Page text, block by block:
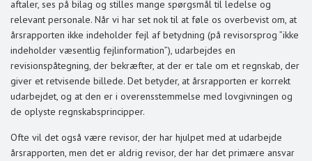
aftaler, ses på bilag og stilles mange spørgsmål til ledelse og
relevant personale. Når vi har set nok til at føle os overbevist om, at
årsrapporten ikke indeholder fejl af betydning (på revisorsprog ”ikke
indeholder væsentlig fejlinformation”), udarbejdes en
revisionspåtegning, der bekræfter, at der er tale om et regnskab, der
giver et retvisende billede. Det betyder, at årsrapporten er korrekt
udarbejdet, og at den er i overensstemmelse med lovgivningen og
de oplyste regnskabsprincipper.
Ofte vil det også være revisor, der har hjulpet med at udarbejde
årsrapporten, men det er aldrig revisor, der har det primære ansvar